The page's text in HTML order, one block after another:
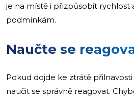
je na místě i přizpůsobit rychlost
podmínkám.
Naučte se
Pokud dojde ke ztrátě
naučit se správně reagovat.